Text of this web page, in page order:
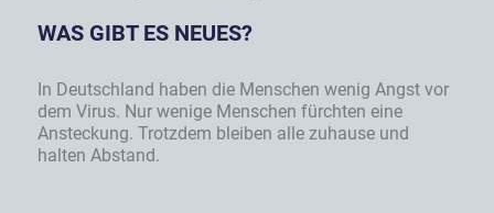
WAS GIBT ES NEUES?
In Deutschland haben die Menschen wenig Angst vor
dem Virus. Nur wenige Menschen fürchten eine
Ansteckung. Trotzdem bleiben alle zuhause und
halten Abstand.